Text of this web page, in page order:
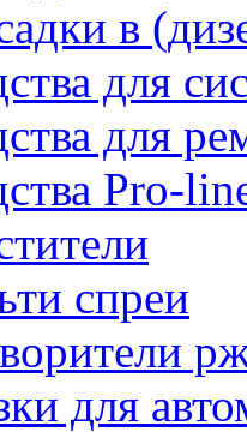
в
для
для
Pro-
спреи
для